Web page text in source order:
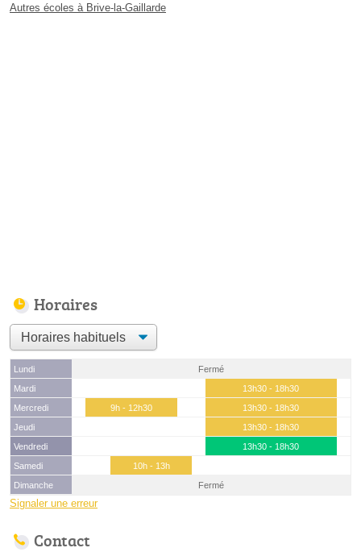
Autres écoles à Brive-la-Gaillarde
Horaires
Lundi
Fermé
Mardi
13h30 - 18h30
Mercredi
9h - 12h30
13h30 - 18h30
Jeudi
13h30 - 18h30
Vendredi
13h30 - 18h30
Samedi
10h - 13h
Dimanche
Fermé
Signaler une erreur
Contact